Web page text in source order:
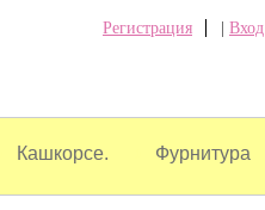
Регистрация Вход
Кашкорсе. Фурнитура